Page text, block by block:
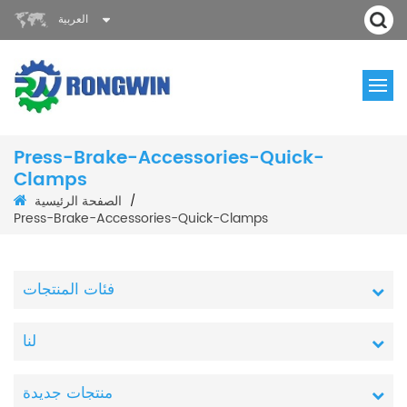
العربية
Press-Brake-Accessories-Quick-
Clamps
الصفحة الرئيسية /
Press-Brake-Accessories-Quick-Clamps
فئات المنتجات
لنا
منتجات جديدة